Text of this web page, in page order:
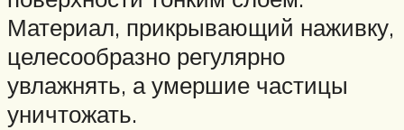
Материал, прикрывающий наживку,
целесообразно регулярно
увлажнять, а умершие частицы
уничтожать.